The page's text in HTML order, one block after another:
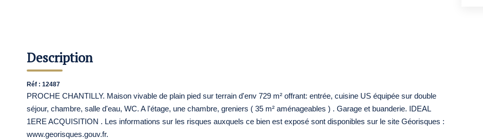
Description
Réf : 12487
PROCHE CHANTILLY. Maison vivable de plain pied sur terrain d'env 729 m² offrant: entrée, cuisine US équipée sur double
séjour, chambre, salle d'eau, WC. A l'étage, une chambre, greniers ( 35 m² aménageables ) . Garage et buanderie. IDEAL
1ERE ACQUISITION . Les informations sur les risques auxquels ce bien est exposé sont disponibles sur le site Géorisques :
www.georisques.gouv.fr.